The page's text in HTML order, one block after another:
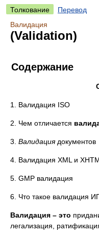
Толкование
Перевод
Валидация
(Validation)
Содержание
1. Валидация ISO
2. Чем отличается
3. Валидациядокументов
4. Валидация XML и
5. GMP валидация
6. Что такое валидация
Валидация – это
легализация,